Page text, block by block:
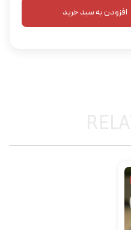
افزودن به سبد خرید